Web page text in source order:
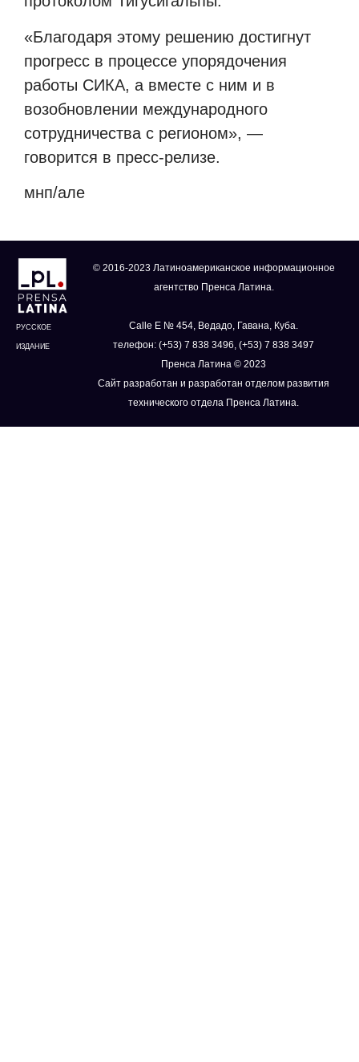
«Благодаря этому решению достигнут
прогресс в процессе упорядочения
работы СИКА, а вместе с ним и в
возобновлении международного
сотрудничества с регионом», —
говорится в пресс-релизе.
мнп/але
РУССКОЕ
ИЗДАНИЕ
© 2016-2023 Латиноамериканское информационное
агентство Пренса Латина.
Calle E № 454, Ведадо, Гавана, Куба.
телефон: (+53) 7 838 3496, (+53) 7 838 3497
Пренса Латина © 2023
Сайт разработан и разработан отделом развития
технического отдела Пренса Латина.